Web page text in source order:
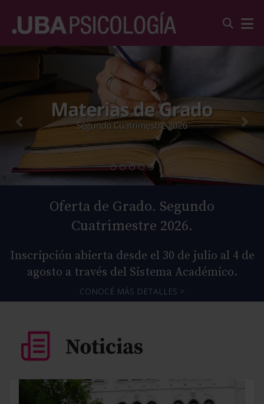
Oferta de Grado. Segundo
Cuatrimestre 2026.
Inscripción abierta desde el 30 de julio al 4 de
agosto a través del Sistema Académico.
CONOCÉ MÁS DETALLES >